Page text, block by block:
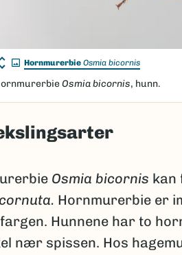
Hornmurerbie Osmia bicornis
Osmia bicornis, hunn.
Osmia bicornis kan
Hornmurerbie er
Hunnene har to
nær spissen. Hos